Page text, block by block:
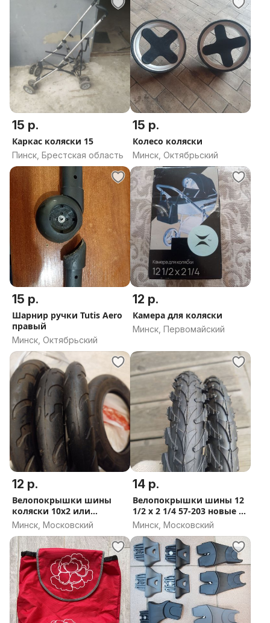
15 р.
Каркас коляски 15
Пинск, Брестская область
15 р.
Колесо коляски
Минск, Октябрьский
15 р.
Шарнир ручки Tutis Aero
правый
Минск, Октябрьский
12 р.
Камера для коляски
Минск, Первомайский
12 р.
Велопокрышки шины
коляски 10x2 или
самоката 4 шт
Минск, Московский
14 р.
Велопокрышки шины 12
1/2 х 2 1/4 57-203 новые 4
шт
Минск, Московский